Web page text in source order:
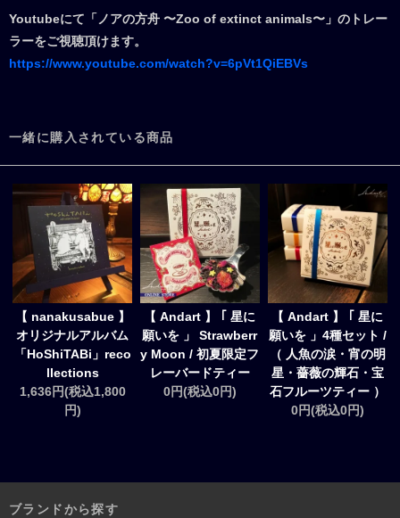
Youtubeにて「ノアの方舟 〜Zoo of extinct animals〜」のトレー
ラーをご視聴頂けます。
https://www.youtube.com/watch?v=6pVt1QiEBVs
一緒に購入されている商品
【 nanakusabue 】
オリジナルアルバム
「HoShiTABi」reco
llections
1,636円(税込1,800
円)
【 Andart 】 ｢ 星に
願いを 」 Strawberr
y Moon / 初夏限定フ
レーバードティー
0円(税込0円)
【 Andart 】 ｢ 星に
願いを 」4種セット /
（ 人魚の涙・宵の明
星・薔薇の輝石・宝
石フルーツティー ）
0円(税込0円)
ブランドから探す